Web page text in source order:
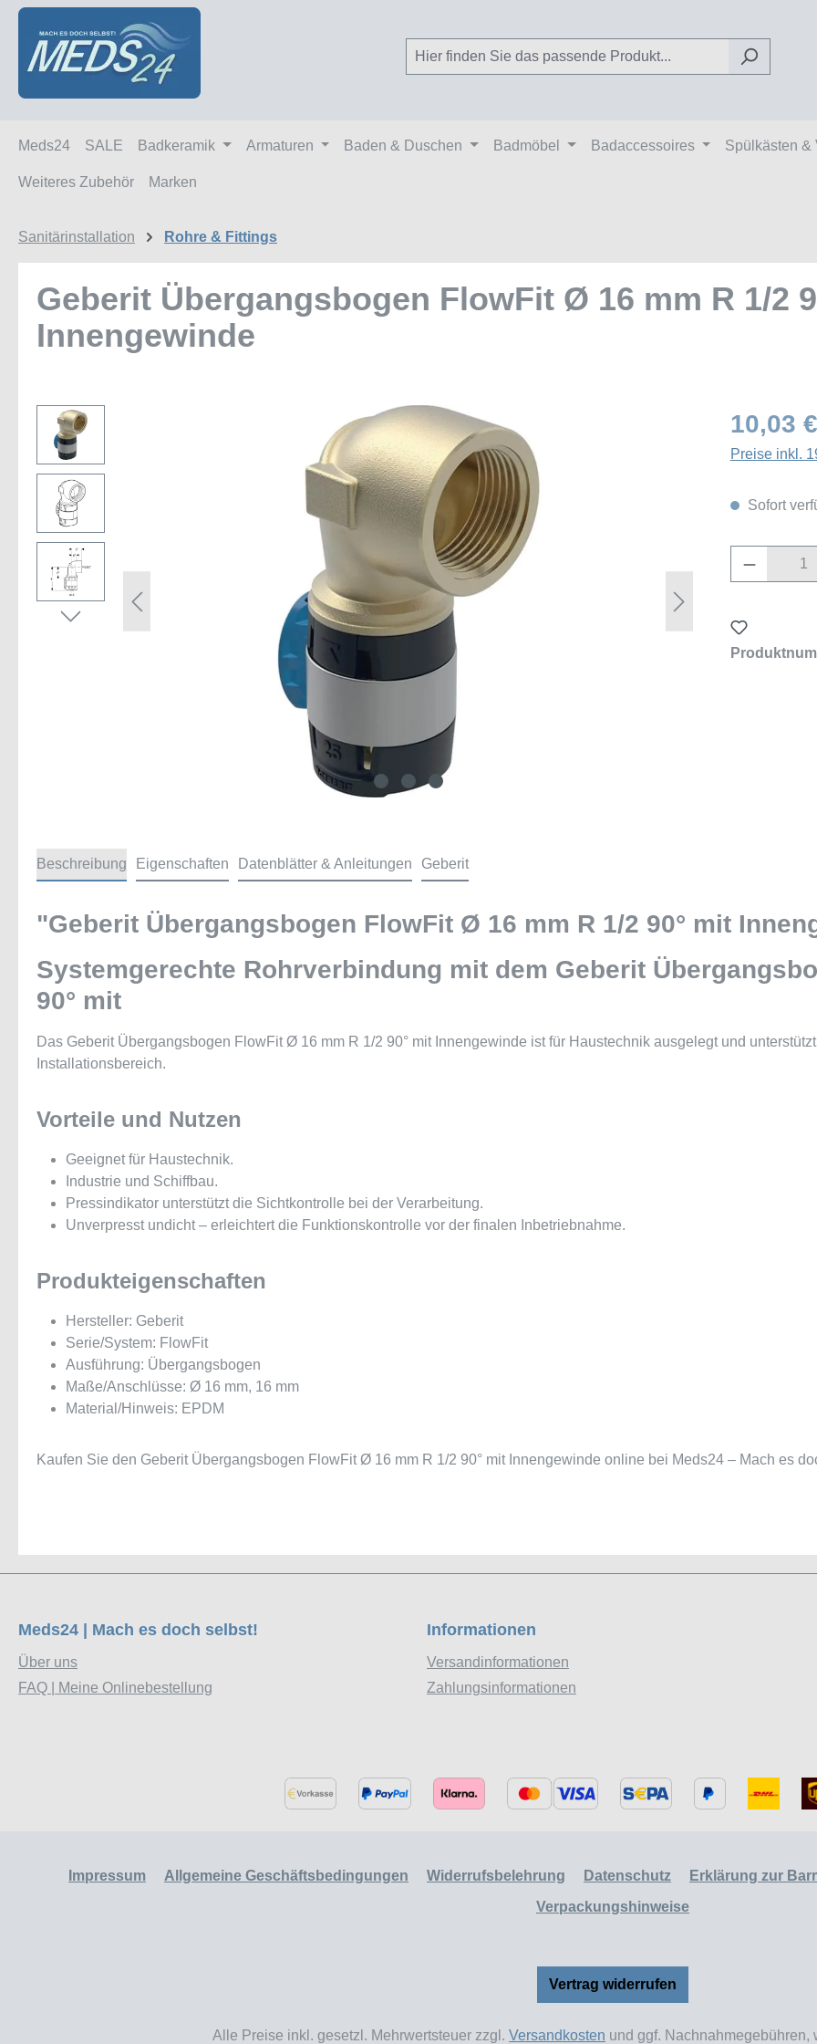
Hauptinhalt springen
Zur Suche springen
Zur Hauptnavigation springen
Meds24 SALE Badkeramik Armaturen Baden & Duschen Badmöbel Badaccessoires Spülkästen &
Weiteres Zubehör Marken
Sanitärinstallation Rohre & Fittings
Geberit Übergangsbogen FlowFit Ø 16 mm R 1/2
Innengewinde
Bildergalerie überspringen 10,03 €
Preise inkl.
Sofort
Beschreibung Eigenschaften Datenblätter & Anleitungen Geberit
"Geberit Übergangsbogen FlowFit Ø 16 mm R 1/2 90° mit
Systemgerechte Rohrverbindung mit dem Geberit
90° mit
Das Geberit Übergangsbogen FlowFit Ø 16 mm R 1/2 90° mit Innengewinde ist für Haustechnik ausgelegt und
Installationsbereich.
Vorteile und Nutzen
Geeignet für Haustechnik.
Industrie und Schiffbau.
Pressindikator unterstützt die Sichtkontrolle bei der Verarbeitung.
Unverpresst undicht – erleichtert die Funktionskontrolle vor der finalen Inbetriebnahme.
Produkteigenschaften
Hersteller: Geberit
Serie/System: FlowFit
Ausführung: Übergangsbogen
Maße/Anschlüsse: Ø 16 mm, 16 mm
Material/Hinweis: EPDM
Kaufen Sie den Geberit Übergangsbogen FlowFit Ø 16 mm R 1/2 90° mit Innengewinde online bei Meds24 – Mach es
Meds24 | Mach es doch selbst!
Über uns
FAQ | Meine Onlinebestellung
Informationen
Versandinformationen
Zahlungsinformationen
Impressum Allgemeine Geschäftsbedingungen Widerrufsbelehrung Datenschutz Erklärung zur
Verpackungshinweise
Vertrag widerrufen
Alle Preise inkl. gesetzl. Mehrwertsteuer zzgl. Versandkosten und ggf.